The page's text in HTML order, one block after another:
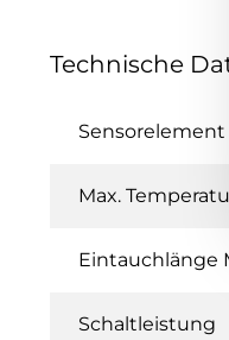
Technische
Sensorelement
Max.
Eintauchlänge
Schaltleistung